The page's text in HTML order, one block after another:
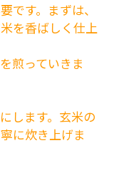
です。まずは、
を香ばしく仕上
煎っていきま
します。玄米の
に炊き上げま